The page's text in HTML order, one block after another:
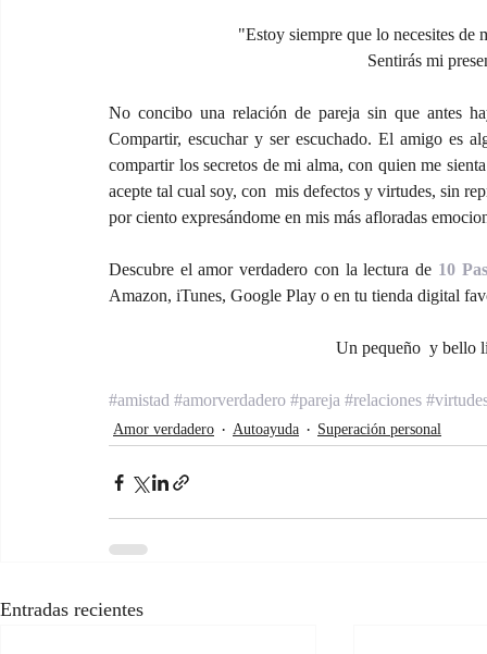
"Estoy siempre que lo necesites
Sentirás mi
No concibo una relación de pareja sin que antes
Compartir, escuchar y ser escuchado. El amigo es
compartir los secretos de mi alma, con quien me
acepte tal cual soy, con  mis defectos y virtudes, sin
por ciento expresándome en mis más afloradas
Descubre el amor verdadero con la lectura de 10
Amazon, iTunes, Google Play o en tu tienda digital
Un pequeño  y bello
#amistad #amorverdadero #pareja #relaciones
Amor verdadero Autoayuda Superación personal
Entradas recientes